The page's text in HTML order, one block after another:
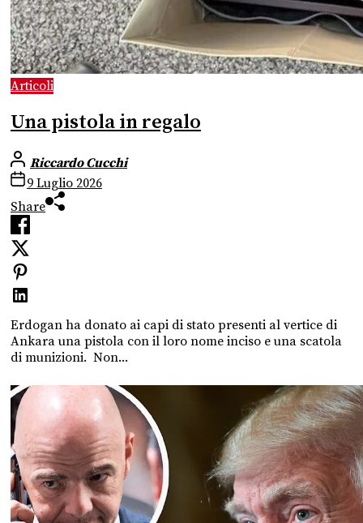
Articoli
Una pistola in regalo
Riccardo Cucchi
9 Luglio 2026
Share
Erdogan ha donato ai capi di stato presenti al vertice di
Ankara una pistola con il loro nome inciso e una scatola
di munizioni. Non...